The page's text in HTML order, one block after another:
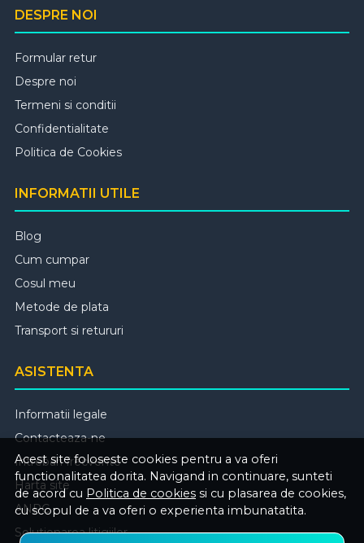
Acest site foloseste cookies pentru a va oferi
functionalitatea dorita. Navigand in continuare, sunteti
de acord cu Politica de cookies si cu plasarea de cookies,
cu scopul de a va oferi o experienta imbunatatita.
DESPRE NOI
Formular retur
Despre noi
Termeni si conditii
Confidentialitate
Politica de Cookies
INFORMATII UTILE
Blog
Cum cumpar
Cosul meu
Metode de plata
Transport si retururi
ASISTENTA
Informatii legale
Contacteaza-ne
Intrebari frecvente
Harta site
ANPC
Solutionarea litigiilor